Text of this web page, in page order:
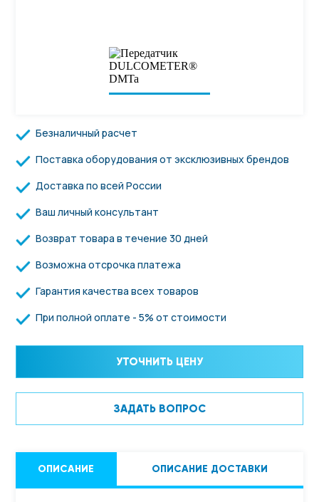
Безналичный расчет
Поставка оборудования от эксклюзивных брендов
Доставка по всей России
Ваш личный консультант
Возврат товара в течение 30 дней
Возможна отсрочка платежа
Гарантия качества всех товаров
При полной оплате - 5% от стоимости
УТОЧНИТЬ ЦЕНУ
ЗАДАТЬ ВОПРОС
ОПИСАНИЕ ОПИСАНИЕ ДОСТАВКИ